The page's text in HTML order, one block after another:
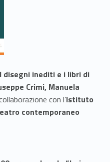
disegni inediti e i libri di
Crimi, Manuela
con l’Istituto
contemporaneo